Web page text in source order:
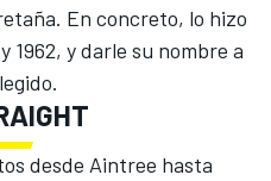
En concreto, lo hizo
1962, y darle su nombre a
desde Aintree hasta